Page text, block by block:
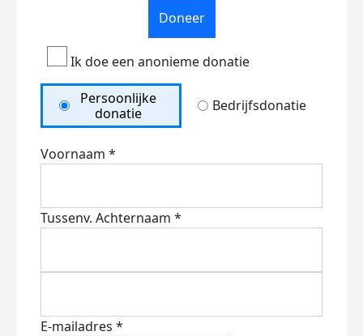
Doneer
Ik doe een anonieme donatie
Persoonlijke
donatie
Bedrijfsdonatie
Voornaam *
Tussenv. Achternaam *
E-mailadres *